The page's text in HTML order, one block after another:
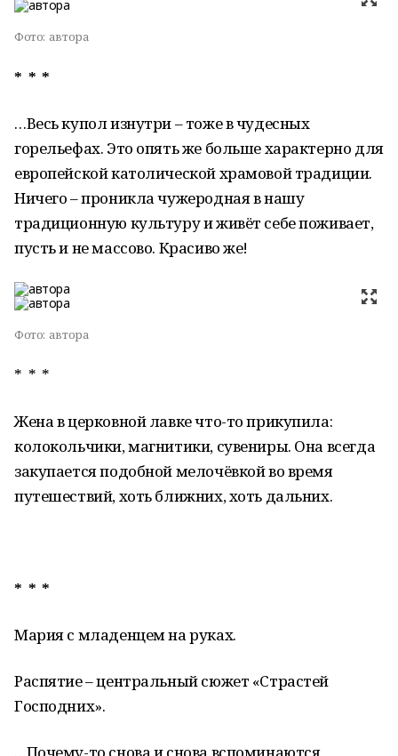
Фото: автора
* * *
…Весь купол изнутри – тоже в чудесных
горельефах. Это опять же больше характерно для
европейской католической храмовой традиции.
Ничего – проникла чужеродная в нашу
традиционную культуру и живёт себе поживает,
пусть и не массово. Красиво же!
Фото: автора
* * *
Жена в церковной лавке что-то прикупила:
колокольчики, магнитики, сувениры. Она всегда
закупается подобной мелочёвкой во время
путешествий, хоть ближних, хоть дальних.
* * *
Мария с младенцем на руках.
Распятие – центральный сюжет «Страстей
Господних».